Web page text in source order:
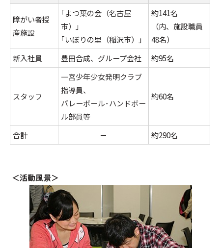
障がい者授
産施設
｢よつ葉の会（名古屋
市）｣
｢いぼりの里（稲沢市）｣
約141名
（内、施設職員
48名）
新入社員
豊田合成、グループ会社 約95名
スタッフ
一宮少年少女発明クラブ
指導員、
バレーボール･ハンドボー
ル部員等
約60名
合計 － 約290名
＜活動風景＞